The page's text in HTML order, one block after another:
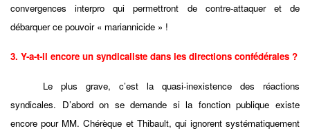
convergences interpro qui permettront de contre-attaquer et de
débarquer ce pouvoir « mariannicide » !
3. Y-a-t-il encore un syndicaliste dans les directions confédérales ?
Le plus grave, c’est la quasi-inexistence des réactions
syndicales. D’abord on se demande si la fonction publique existe
encore pour MM. Chérèque et Thibault, qui ignorent systématiquement